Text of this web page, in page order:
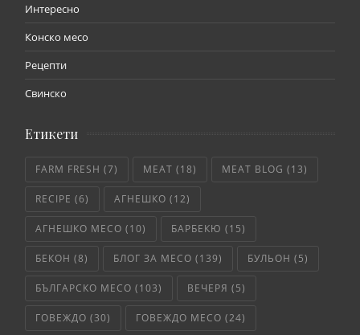
Интересно
Конско месо
Рецепти
Свинско
Етикети
FARM FRESH (7) MEAT (18) MEAT BLOG (13)
RECIPE (6) АГНЕШКО (12)
АГНЕШКО МЕСО (10) БАРБЕКЮ (15)
БЕКОН (8) БЛОГ ЗА МЕСО (139) БУЛЬОН (5)
БЪЛГАРСКО МЕСО (103) ВЕЧЕРЯ (5)
ГОВЕЖДО (30) ГОВЕЖДО МЕСО (24)